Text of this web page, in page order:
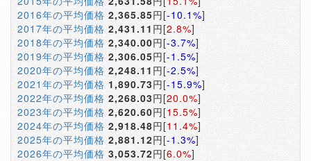
2016年の平均価格 2,365.85円[-10.1%]
2017年の平均価格 2,431.11 円[2.8%]
2018年の平均価格 2,340.00円[-3.7%]
2019年の平均価格 2,306.05円[-1.5%]
2020年の平均価格 2,248.11 円[-2.5%]
2021年の平均価格 1,890.73円[-15.9%]
2022年の平均価格 2,268.03円[20.0%]
2023年の平均価格 2,620.60円[15.5%]
2024年の平均価格 2,918.48円[11.4%]
2025年の平均価格 2,881.12円[-1.3%]
2026年の平均価格 3,053.72円[6.0%]